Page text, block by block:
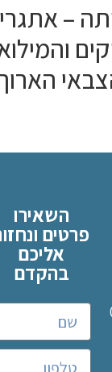
–
השאירו
פרטים
אליכם
בהקדם